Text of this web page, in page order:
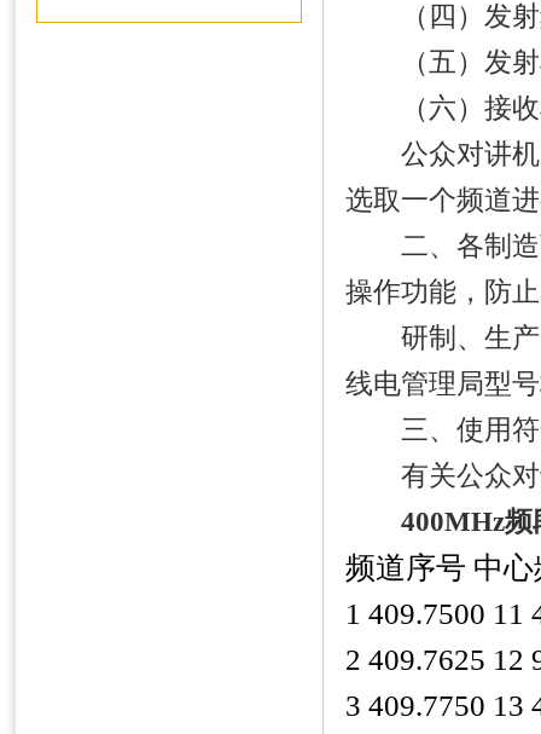
（四）发射
（五）发射
（六）接收
公众对讲机
选取一个频道
二、各制造
操作功能，防
研制、生产
线电管理局型
三、使用符
有关公众对
400MHz频
频道序号 中心
1 409.7500 11
2 409.7625 12
3 409.7750 13